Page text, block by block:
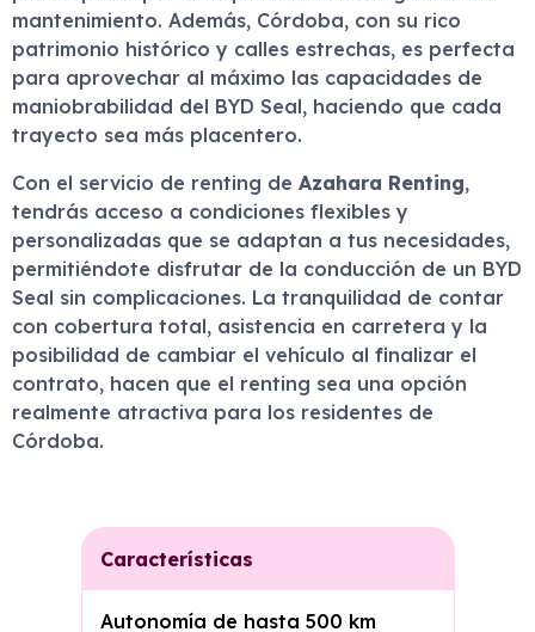
mantenimiento. Además, Córdoba, con su rico
patrimonio histórico y calles estrechas, es perfecta
para aprovechar al máximo las capacidades de
maniobrabilidad del BYD Seal, haciendo que cada
trayecto sea más placentero.
Con el servicio de renting de Azahara Renting,
tendrás acceso a condiciones flexibles y
personalizadas que se adaptan a tus necesidades,
permitiéndote disfrutar de la conducción de un BYD
Seal sin complicaciones. La tranquilidad de contar
con cobertura total, asistencia en carretera y la
posibilidad de cambiar el vehículo al finalizar el
contrato, hacen que el renting sea una opción
realmente atractiva para los residentes de
Córdoba.
Características
Autonomía de hasta 500 km